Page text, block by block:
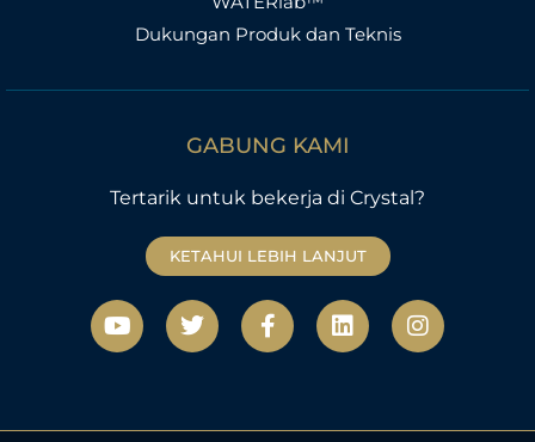
Dukungan Produk dan Teknis
GABUNG KAMI
Tertarik untuk bekerja di Crystal?
KETAHUI LEBIH LANJUT
Y
o
u
b
T
w
i
e
F
a
c
o
L
i
n
d
I
n
s
g